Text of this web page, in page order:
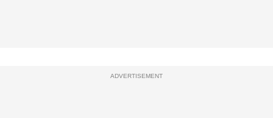
ADVERTISEMENT